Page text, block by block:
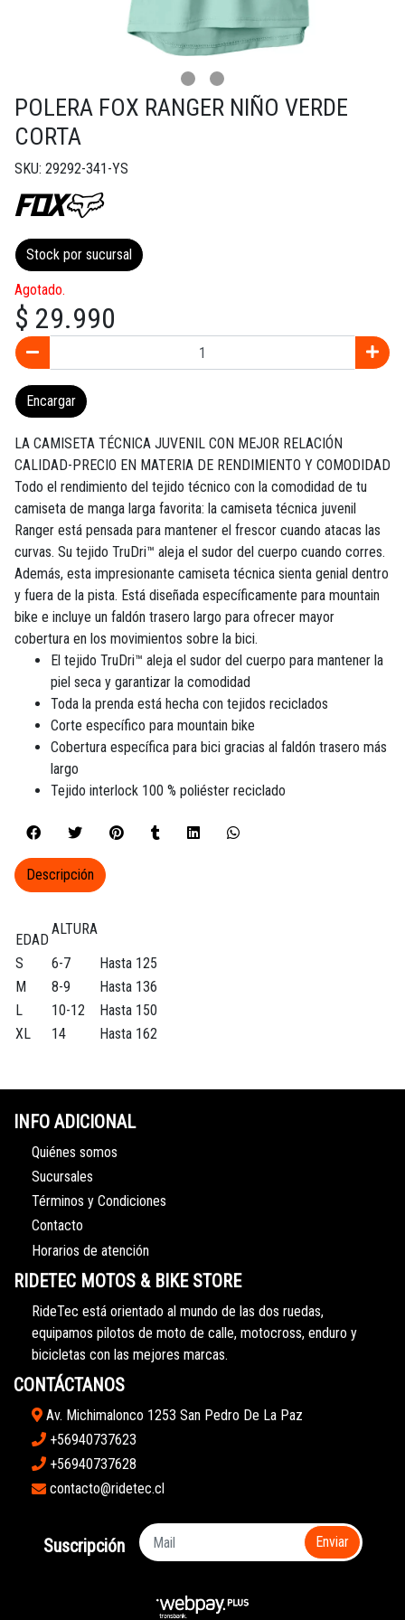
POLERA FOX RANGER NIÑO VERDE
CORTA
SKU: 29292-341-YS
Stock por sucursal
Agotado.
$ 29.990
Encargar
LA CAMISETA TÉCNICA JUVENIL CON MEJOR RELACIÓN
CALIDAD-PRECIO EN MATERIA DE RENDIMIENTO Y COMODIDAD
Todo el rendimiento del tejido técnico con la comodidad de tu
camiseta de manga larga favorita: la camiseta técnica juvenil
Ranger está pensada para mantener el frescor cuando atacas las
curvas. Su tejido TruDri™ aleja el sudor del cuerpo cuando corres.
Además, esta impresionante camiseta técnica sienta genial dentro
y fuera de la pista. Está diseñada específicamente para mountain
bike e incluye un faldón trasero largo para ofrecer mayor
cobertura en los movimientos sobre la bici.
El tejido TruDri™ aleja el sudor del cuerpo para mantener la
piel seca y garantizar la comodidad
Toda la prenda está hecha con tejidos reciclados
Corte específico para mountain bike
Cobertura específica para bici gracias al faldón trasero más
largo
Tejido interlock 100 % poliéster reciclado
EDAD
ALTURA
S
6-7
Hasta 125
M
8-9
Hasta 136
L
10-12
Hasta 150
XL
14 Hasta 162
Descripción
INFO ADICIONAL
Quiénes somos
Sucursales
Términos y Condiciones
Contacto
Horarios de atención
RIDETEC MOTOS & BIKE STORE
RideTec está orientado al mundo de las dos ruedas,
equipamos pilotos de moto de calle, motocross, enduro y
bicicletas con las mejores marcas.
CONTÁCTANOS
Av. Michimalonco 1253 San Pedro De La Paz
+56940737623
+56940737628
contacto@ridetec.cl
Suscripción Enviar